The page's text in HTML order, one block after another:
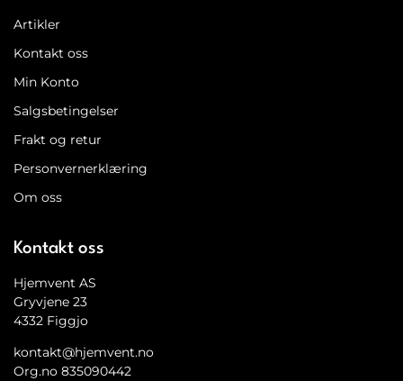
Artikler
Kontakt oss
Min Konto
Salgsbetingelser
Frakt og retur
Personvernerklæring
Om oss
Kontakt oss
Hjemvent AS
Gryvjene 23
4332 Figgjo
kontakt@hjemvent.no
Org.no 835090442